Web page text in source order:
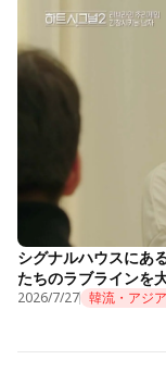
シグナルハウスにあ
たちのラブラインを
2026/7/27 韓流・アジア